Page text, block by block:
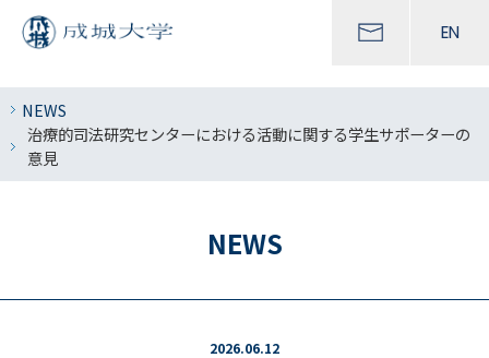
EN
NEWS
治療的司法研究センターにおける活動に関する学生サポーターの
意見
NEWS
2026.06.12